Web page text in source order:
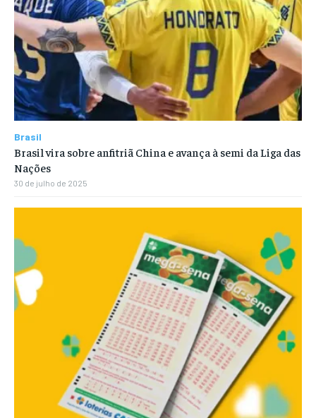
Brasil
Brasil vira sobre anfitriã China e avança à semi da Liga das
Nações
30 de julho de 2025